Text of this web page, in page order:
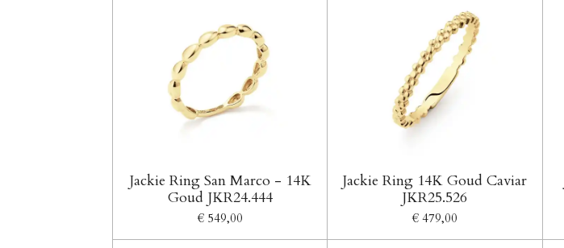
Jackie Ring San Marco - 14K
Goud JKR24.444
€ 549,00
Jackie Ring 14K Goud Caviar
JKR25.526
€ 479,00